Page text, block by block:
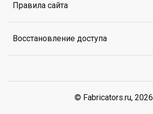
Правила сайта
Восстановление доступа
© Fabricators.ru, 2026